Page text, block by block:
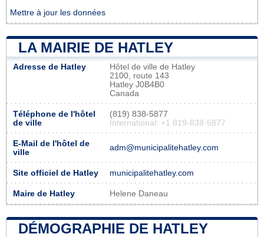
Mettre à jour les données
LA MAIRIE DE HATLEY
Adresse de Hatley
Hôtel de ville de Hatley
2100, route 143
Hatley J0B4B0
Canada
Téléphone de l'hôtel
de ville
(819) 838-5877
International: +1 819-838-5877
E-Mail de l'hôtel de
ville
adm@municipalitehatley.com
Site officiel de Hatley municipalitehatley.com
Maire de Hatley Helene Daneau
DÉMOGRAPHIE DE HATLEY